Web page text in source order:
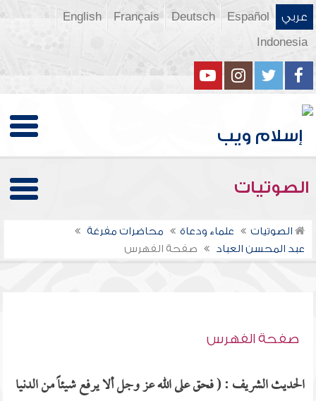
عربي Español
Deutsch
Français
English
Indonesia
الصوتيات
الصوتيات علماء ودعاة
محاضرات مفرغة
عبد المحسن العباد
صفحة الفهرس
صفحة الفهرس
الحديث الشريف : ( فحق على الله عز وجل ألا يرفع شيئاً من الدنيا